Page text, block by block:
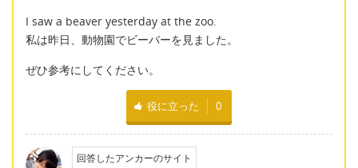
I saw a beaver yesterday at the zoo.
私は昨日、動物園でビーバーを見ました。
ぜひ参考にしてください。
役に立った 0
回答したアンカーのサイト